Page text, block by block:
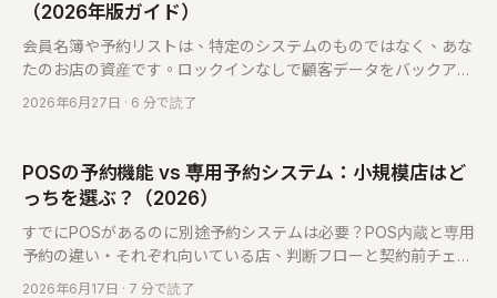
（2026年版ガイド）
会員名簿や予約リストは、特定のシステムのものではなく、あな
たのお店の資産です。ロックインなしで顧客データをバックアッ
プし、移行する手順をご紹介します。どのシステムに乗り換える
場合にも役立ちます。
2026年6月27日 · 6 分で読了
POSの予約機能 vs 専用予約システム：小規模店はど
っちを選ぶ？（2026）
すでにPOSがあるのに別途予約システムは必要？POS内蔵と専用
予約の違い・それぞれ向いている店、判断フローと契約前チェッ
クリスト付き。併用も可能です。
2026年6月17日 · 7 分で読了